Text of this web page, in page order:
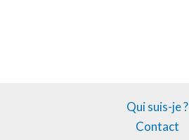
Qui suis-je ?
Contact